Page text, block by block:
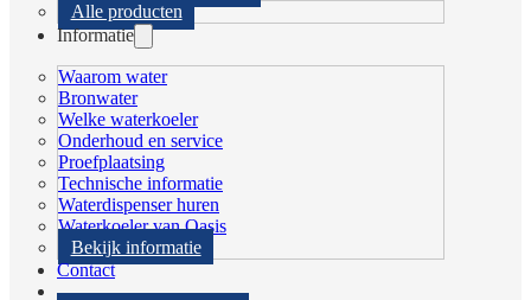
Alle producten
Informatie
Waarom water
Bronwater
Welke waterkoeler
Onderhoud en service
Proefplaatsing
Technische informatie
Waterdispenser huren
Waterkoeler van Oasis
Bekijk informatie
Contact